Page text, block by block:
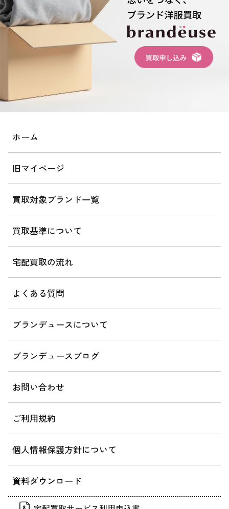
ホーム
旧マイページ
買取対象ブランド一覧
買取基準について
宅配買取の流れ
よくある質問
ブランデュースについて
ブランデュースブログ
お問い合わせ
ご利用規約
個人情報保護方針について
資料ダウンロード